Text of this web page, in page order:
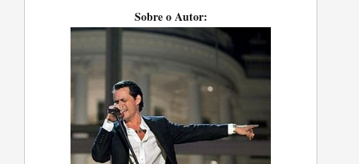
Sobre o Autor: